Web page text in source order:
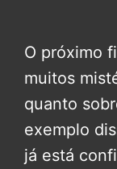
O próximo
muitos
quanto
exemplo
já está